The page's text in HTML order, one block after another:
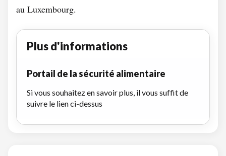
au Luxembourg.
Plus d'informations
Portail de la sécurité alimentaire
Si vous souhaitez en savoir plus, il vous suffit de
suivre le lien ci-dessus